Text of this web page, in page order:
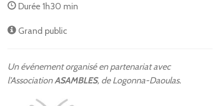
Durée 1h30 min
Grand public
Un événement organisé en partenariat avec
l’AssociationASAMBLES, de Logonna-Daoulas.